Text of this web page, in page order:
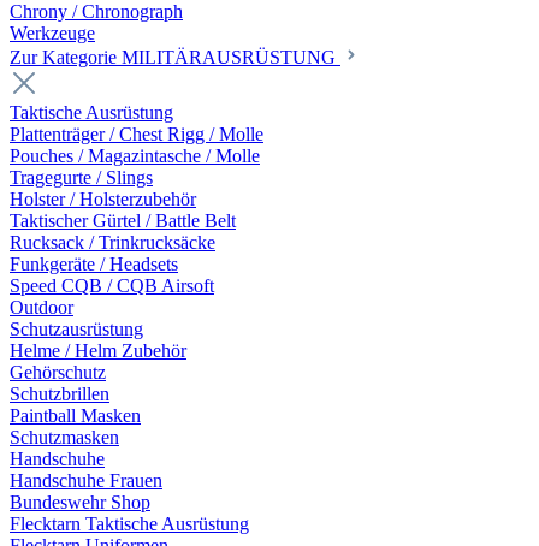
Chrony / Chronograph
Werkzeuge
Zur Kategorie MILITÄRAUSRÜSTUNG
Taktische Ausrüstung
Plattenträger / Chest Rigg / Molle
Pouches / Magazintasche / Molle
Tragegurte / Slings
Holster / Holsterzubehör
Taktischer Gürtel / Battle Belt
Rucksack / Trinkrucksäcke
Funkgeräte / Headsets
Speed CQB / CQB Airsoft
Outdoor
Schutzausrüstung
Helme / Helm Zubehör
Gehörschutz
Schutzbrillen
Paintball Masken
Schutzmasken
Handschuhe
Handschuhe Frauen
Bundeswehr Shop
Flecktarn Taktische Ausrüstung